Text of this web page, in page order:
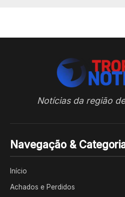
Notícias da região
Navegação &
Início
Achados e Perdidos